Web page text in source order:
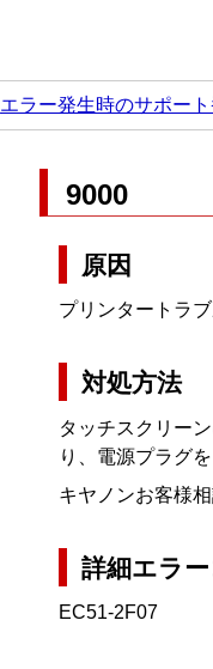
エラー発生時のサポー
9000
原因
プリンタートラ
対処方法
タッチスクリー
り、電源プラグ
キヤノンお客様
詳細エラ
EC51-2F07